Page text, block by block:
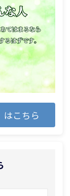
はこちら